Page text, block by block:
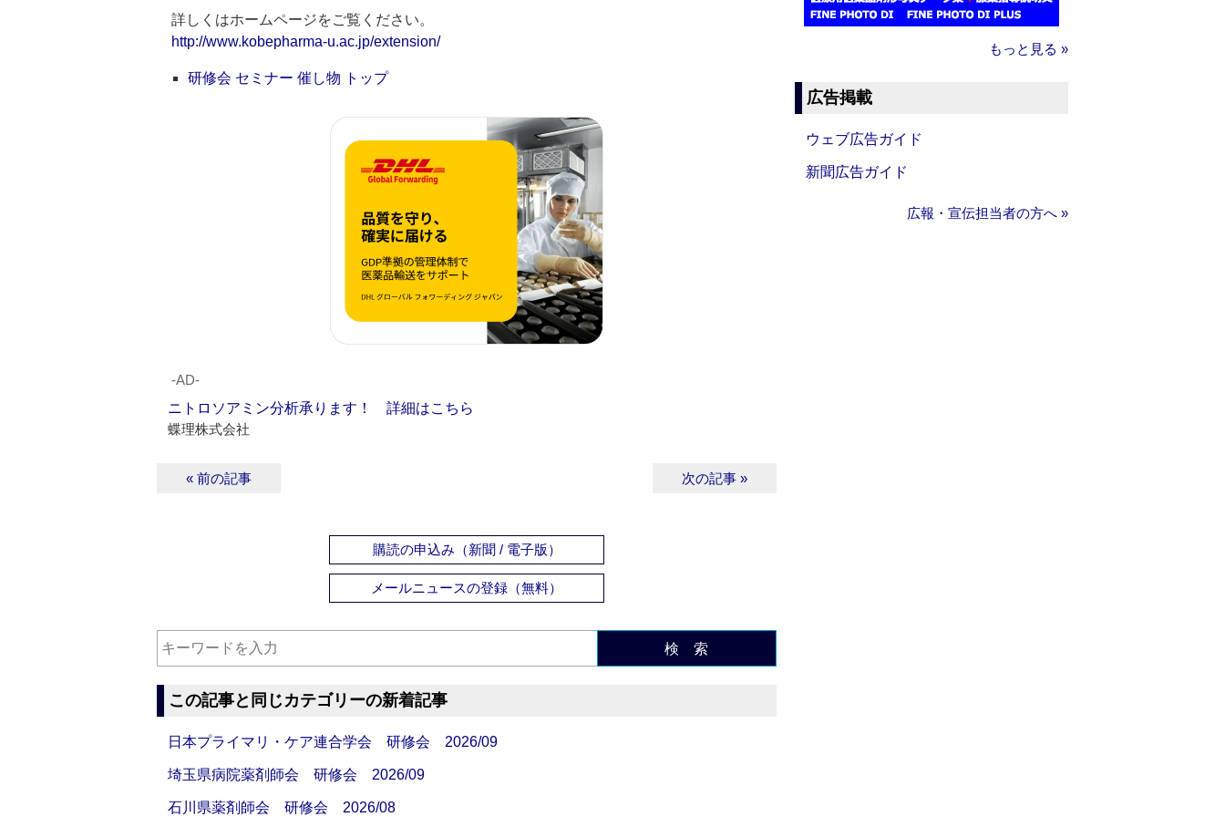
詳しくはホームページをご覧ください。
http://www.kobepharma-u.ac.jp/extension/
研修会 セミナー 催し物 トップ
‐AD‐
ニトロソアミン分析承ります！ 詳細はこちら
蝶理株式会社
« 前の記事 次の記事 »
購読の申込み（新聞 / 電子版）
メールニュースの登録（無料）
検 索
この記事と同じカテゴリーの新着記事
日本プライマリ・ケア連合学会 研修会 2026/09
埼玉県病院薬剤師会 研修会 2026/09
石川県薬剤師会 研修会 2026/08
もっと見る »
広告掲載
ウェブ広告ガイド
新聞広告ガイド
広報・宣伝担当者の方へ »